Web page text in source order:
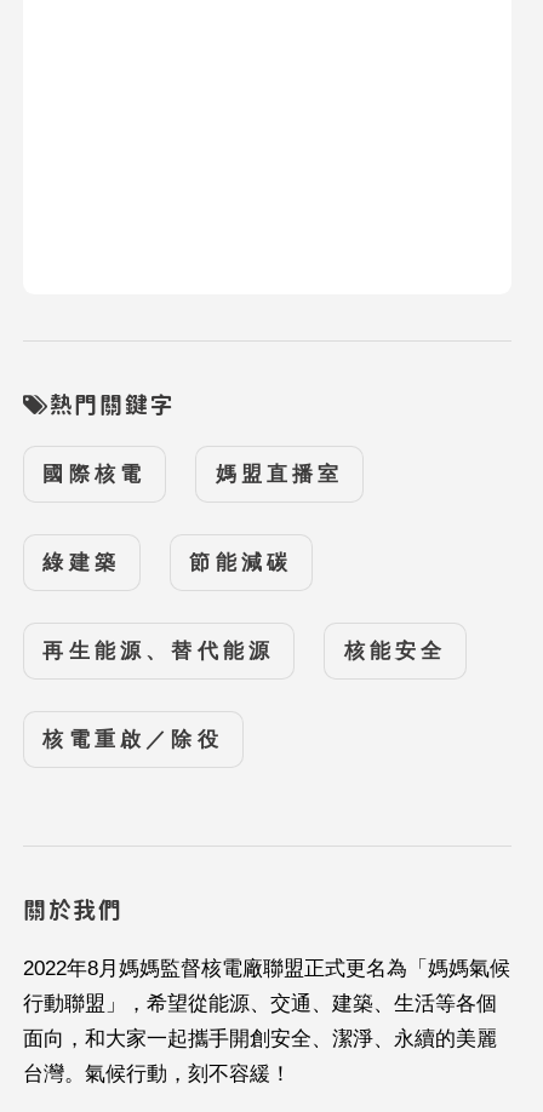
熱門關鍵字
國際核電 媽盟直播室
綠建築 節能減碳
再生能源、替代能源 核能安全
核電重啟／除役
關於我們
2022年8月媽媽監督核電廠聯盟正式更名為「媽媽氣候
行動聯盟」，希望從能源、交通、建築、生活等各個
面向，和大家一起攜手開創安全、潔淨、永續的美麗
台灣。氣候行動，刻不容緩！